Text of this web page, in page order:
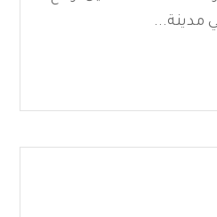
مدينة...